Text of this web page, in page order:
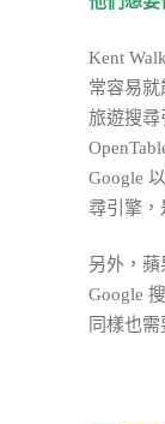
Kent
常容易
旅遊搜尋
Google
尋引擎，
另外，蘋
Google
同樣也